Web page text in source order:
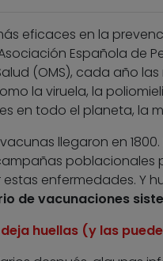
eficaces en la
Española de
(OMS), cada año
la viruela, la
en todo el planeta, la
llegaron en
poblacionales
enfermedades. Y
de vacunaciones
huellas (y las